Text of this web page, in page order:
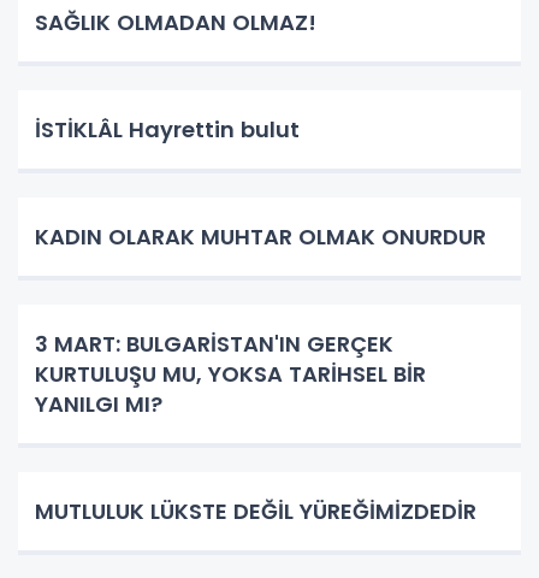
SAĞLIK OLMADAN OLMAZ!
İSTİKLÂL Hayrettin bulut
KADIN OLARAK MUHTAR OLMAK ONURDUR
3 MART: BULGARİSTAN'IN GERÇEK
KURTULUŞU MU, YOKSA TARİHSEL BİR
YANILGI MI?
MUTLULUK LÜKSTE DEĞİL YÜREĞİMİZDEDİR